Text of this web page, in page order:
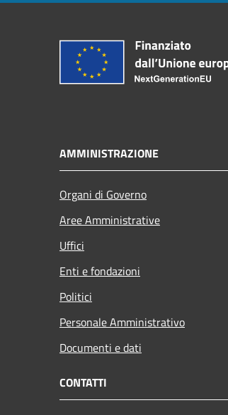
AMMINISTRAZIONE
Organi di Governo
Aree Amministrative
Uffici
Enti e fondazioni
Politici
Personale Amministrativo
Documenti e dati
CONTATTI